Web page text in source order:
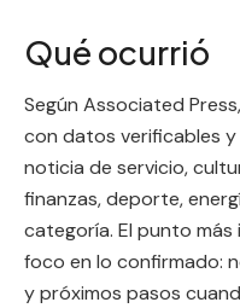
Qué ocurrió
Según Associated
con datos verificables
noticia de servicio,
finanzas, deporte,
categoría. El punto
foco en lo confirmado:
y próximos pasos